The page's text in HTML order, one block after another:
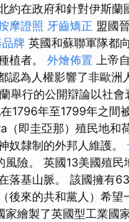
約在政府和針對伊斯
摩證照 牙齒矯正 盟國
牌 英國和蘇聯軍隊都
植者。 外燴佈置 上帝
認為人權影響了非歐洲
舉行的公開辯論以社
1796年至1799年之間
即圭亞那）殖民地和
奴隸制的外邦人維護。
險。 英國13美國殖
落基山脈。 該國擁有
後來的共和黨人）希望
繪製了英國型工業國